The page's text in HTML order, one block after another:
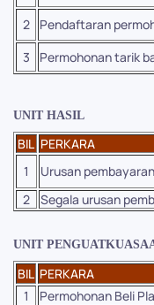
2
Pendaftaran
3
Permohonan tarik
UNIT HASIL
BIL PERKARA
1
Urusan
2
Segala urusan
UNIT
BIL PERKARA
1
Permohonan Beli